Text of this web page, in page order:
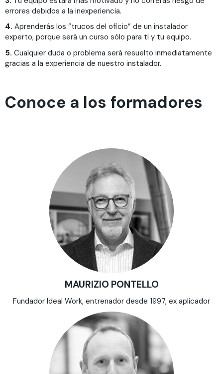
errores debidos a la inexperiencia.
4. Aprenderás los “trucos del oficio” de un instalador
experto, porque será un curso sólo para ti y tu equipo.
5. Cualquier duda o problema será resuelto inmediatamente
gracias a la experiencia de nuestro instalador.
Conoce a los formadores
MAURIZIO PONTELLO
Fundador Ideal Work, entrenador desde 1997, ex aplicador